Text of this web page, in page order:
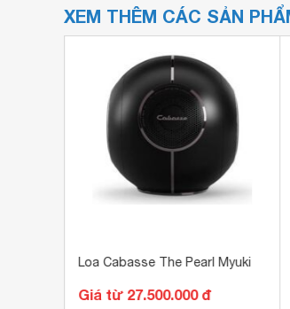
XEM THÊM CÁC SẢN
Loa Cabasse The Pearl Myuki
Giá từ 27.500.000 đ